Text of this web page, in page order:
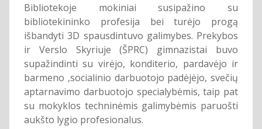
Bibliotekoje mokiniai susipažino su
bibliotekininko profesija bei turėjo progą
išbandyti 3D spausdintuvo galimybes. Prekybos
ir Verslo Skyriuje (ŠPRC) gimnazistai buvo
supažindinti su virėjo, konditerio, pardavėjo ir
barmeno ,socialinio darbuotojo padėjėjo, svečių
aptarnavimo darbuotojo specialybėmis, taip pat
su mokyklos techninėmis galimybėmis paruošti
aukšto lygio profesionalus.